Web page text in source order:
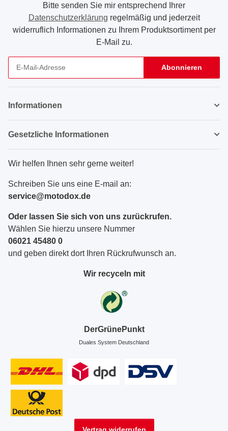
Bitte senden Sie mir entsprechend Ihrer
Datenschutzerklärung regelmäßig und jederzeit
widerruflich Informationen zu Ihrem Produktsortiment per
E-Mail zu.
Abonnieren
Informationen
Gesetzliche Informationen
Wir helfen Ihnen sehr gerne weiter!
Schreiben Sie uns eine E-mail an:
service@motodox.de
Oder lassen Sie sich von uns zurückrufen.
Wählen Sie hierzu unsere Nummer
06021 45480 0
und geben direkt dort Ihren Rückrufwunsch an.
Wir recyceln mit
DerGrünePunkt
Duales System Deutschland
Vertrag widerrufen